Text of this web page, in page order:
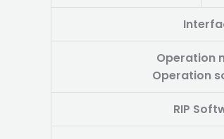
Operation
Operation
RIP